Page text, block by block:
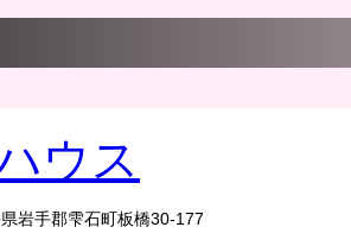
岩手郡雫石町板橋30-177